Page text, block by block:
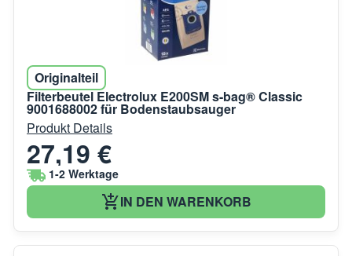
Originalteil
Filterbeutel Electrolux E200SM s-bag® Classic
9001688002 für Bodenstaubsauger
Produkt Details
27,19 €
1-2 Werktage
IN DEN WARENKORB